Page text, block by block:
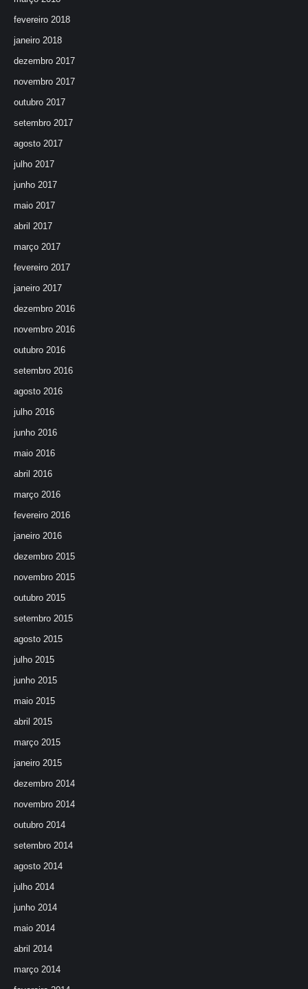
fevereiro 2018
janeiro 2018
dezembro 2017
novembro 2017
outubro 2017
setembro 2017
agosto 2017
julho 2017
junho 2017
maio 2017
abril 2017
março 2017
fevereiro 2017
janeiro 2017
dezembro 2016
novembro 2016
outubro 2016
setembro 2016
agosto 2016
julho 2016
junho 2016
maio 2016
abril 2016
março 2016
fevereiro 2016
janeiro 2016
dezembro 2015
novembro 2015
outubro 2015
setembro 2015
agosto 2015
julho 2015
junho 2015
maio 2015
abril 2015
março 2015
janeiro 2015
dezembro 2014
novembro 2014
outubro 2014
setembro 2014
agosto 2014
julho 2014
junho 2014
maio 2014
abril 2014
março 2014